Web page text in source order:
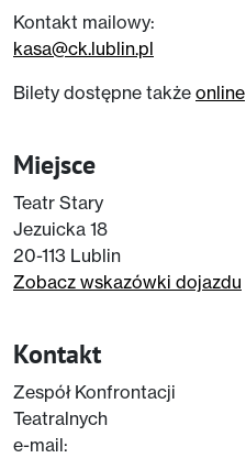
Kontakt mailowy:
kasa@ck.lublin.pl
Bilety dostępne także online
Miejsce
Teatr Stary
Jezuicka 18
20-113 Lublin
Zobacz wskazówki dojazdu
Kontakt
Zespół Konfrontacji
Teatralnych
e-mail: